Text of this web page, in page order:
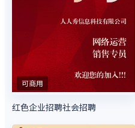
可商用
红色企业招聘社会招聘